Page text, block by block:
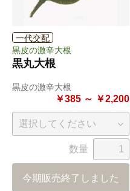
一代交配
黒皮の激辛大根
黒丸大根
黒皮の激辛大根
￥385 ～ ￥2,200
数量
今期販売終了しました